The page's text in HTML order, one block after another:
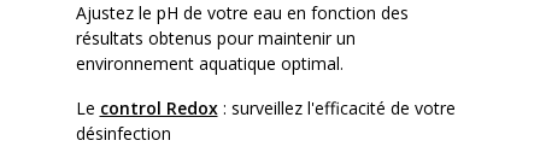
Ajustez le pH de votre eau en fonction des
résultats obtenus pour maintenir un
environnement aquatique optimal.
Le control Redox: surveillez l'efficacité de votre
désinfection